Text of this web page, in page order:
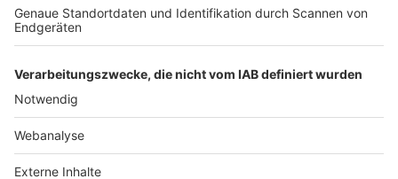
Nutzungsbedingungen Datenschutz Impressum